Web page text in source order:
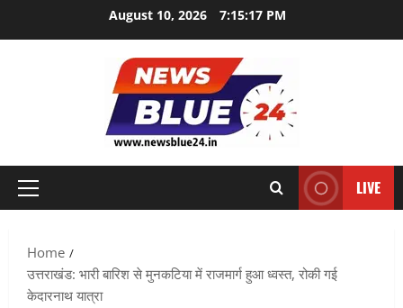
August 10, 2026 7:15:18 PM
Primary
LIVE
Home
उत्तराखंड: भारी बारिश से मुनकटिया में राजमार्ग हुआ ध्वस्त, रोकी गई
केदारनाथ यात्रा